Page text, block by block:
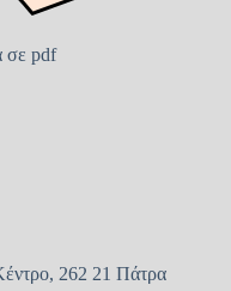
σε pdf
262 21 Πάτρα